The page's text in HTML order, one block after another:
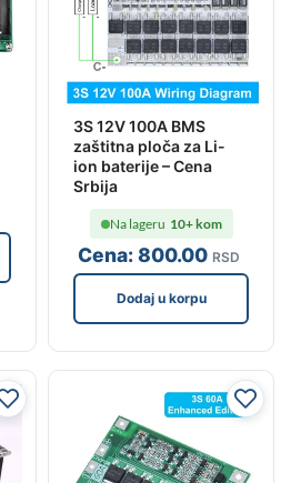
3S 12V 100A BMS
zaštitna ploča za Li-
ion baterije – Cena
Srbija
Cena:800.00 RSD
Na lageru 10+ kom
Dodaj u korpu